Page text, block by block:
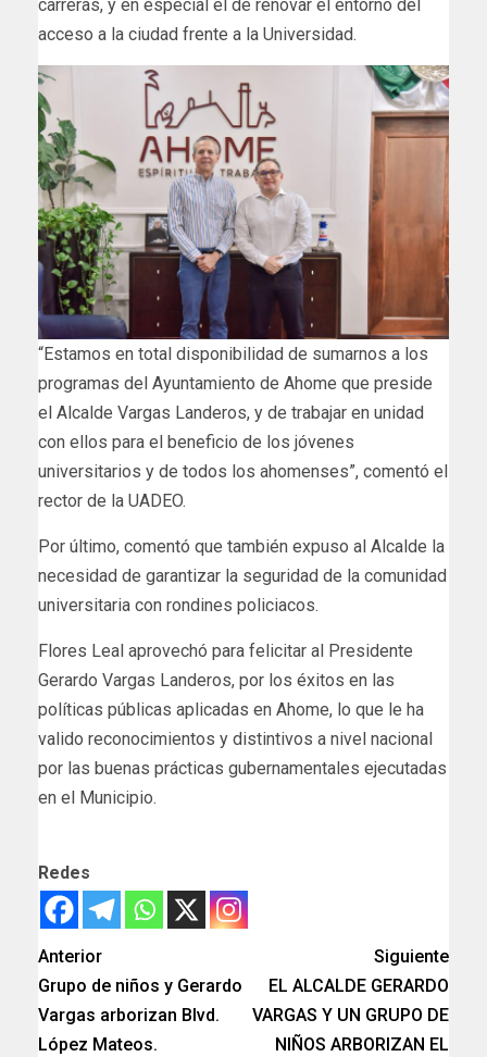
carreras, y en especial el de renovar el entorno del
acceso a la ciudad frente a la Universidad.
“Estamos en total disponibilidad de sumarnos a los
programas del Ayuntamiento de Ahome que preside
el Alcalde Vargas Landeros, y de trabajar en unidad
con ellos para el beneficio de los jóvenes
universitarios y de todos los ahomenses”, comentó el
rector de la UADEO.
Por último, comentó que también expuso al Alcalde la
necesidad de garantizar la seguridad de la comunidad
universitaria con rondines policiacos.
Flores Leal aprovechó para felicitar al Presidente
Gerardo Vargas Landeros, por los éxitos en las
políticas públicas aplicadas en Ahome, lo que le ha
valido reconocimientos y distintivos a nivel nacional
por las buenas prácticas gubernamentales ejecutadas
en el Municipio.
Redes
Anterior
Grupo de niños y Gerardo
Vargas arborizan Blvd.
López Mateos.
Siguiente
EL ALCALDE GERARDO
VARGAS Y UN GRUPO DE
NIÑOS ARBORIZAN EL